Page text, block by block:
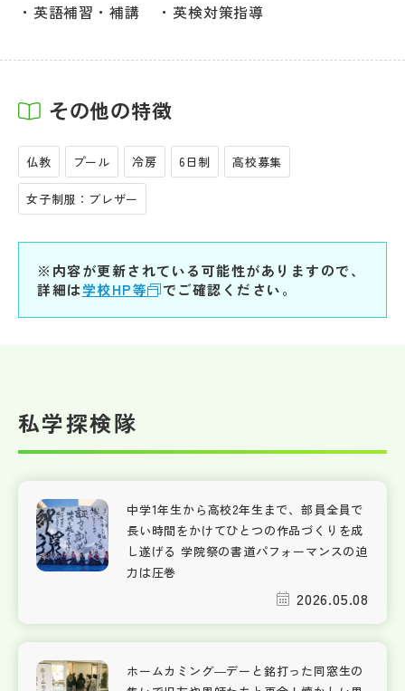
英語補習・補講
英検対策指導
その他の特徴
仏教 プール 冷房 6日制 高校募集
女子制服：ブレザー
※内容が更新されている可能性がありますので、
詳細は学校HP等 でご確認ください。
私学探検隊
中学1年生から高校2年生まで、部員全員で
長い時間をかけてひとつの作品づくりを成
し遂げる 学院祭の書道パフォーマンスの迫
力は圧巻
2026.05.08
ホームカミング―デーと銘打った同窓生の